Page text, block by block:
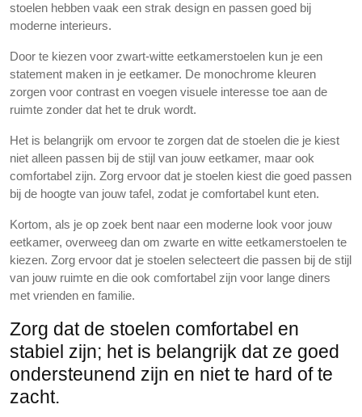
stoelen hebben vaak een strak design en passen goed bij
moderne interieurs.
Door te kiezen voor zwart-witte eetkamerstoelen kun je een
statement maken in je eetkamer. De monochrome kleuren
zorgen voor contrast en voegen visuele interesse toe aan de
ruimte zonder dat het te druk wordt.
Het is belangrijk om ervoor te zorgen dat de stoelen die je kiest
niet alleen passen bij de stijl van jouw eetkamer, maar ook
comfortabel zijn. Zorg ervoor dat je stoelen kiest die goed passen
bij de hoogte van jouw tafel, zodat je comfortabel kunt eten.
Kortom, als je op zoek bent naar een moderne look voor jouw
eetkamer, overweeg dan om zwarte en witte eetkamerstoelen te
kiezen. Zorg ervoor dat je stoelen selecteert die passen bij de stijl
van jouw ruimte en die ook comfortabel zijn voor lange diners
met vrienden en familie.
Zorg dat de stoelen comfortabel en
stabiel zijn; het is belangrijk dat ze goed
ondersteunend zijn en niet te hard of te
zacht.